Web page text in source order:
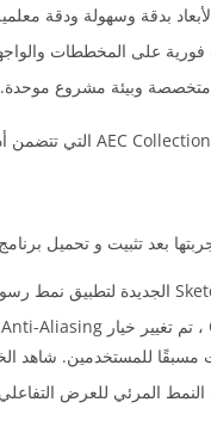
بدقة وسهولة ودقة
فورية على المخططات
متخصصة وبيئة مشروع موحدة.
يرجى مراعاة أن الميزات قد تختلف وتعتمد تمامًا على ما